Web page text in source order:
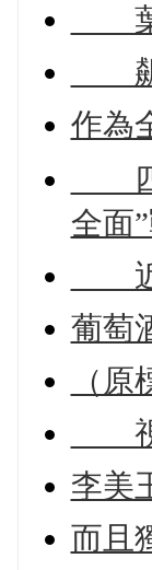
葉
飆
作為
四
全面
近
葡萄
（
視
李美
而且